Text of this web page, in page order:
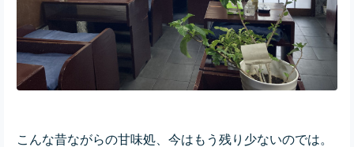
こんな昔ながらの甘味処、今はもう残り少ないのでは。